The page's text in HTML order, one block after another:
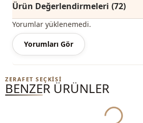
%80 Pamuk , %20 Polyester
Kumaş
Kategori̇ Pantolon
Ürün Değerlendirmeleri (72)
Yorumlar yüklenemedi.
Yorumları Gör
ZERAFET SEÇKISI
BENZER ÜRÜNLER
Yukleniyor...